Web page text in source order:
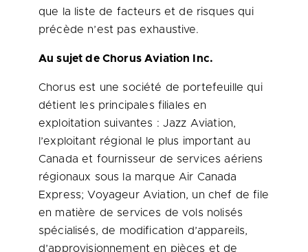
que la liste de facteurs et de risques qui
précède n’est pas exhaustive.
Au sujet de Chorus Aviation Inc.
Chorus est une société de portefeuille qui
détient les principales filiales en
exploitation suivantes : Jazz Aviation,
l’exploitant régional le plus important au
Canada et fournisseur de services aériens
régionaux sous la marque Air Canada
Express; Voyageur Aviation, un chef de file
en matière de services de vols nolisés
spécialisés, de modification d’appareils,
d’approvisionnement en pièces et de